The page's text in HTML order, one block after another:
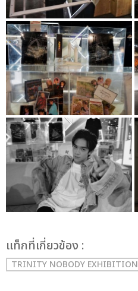
เเท็กที่เกี่ยวข้อง :
TRINITY NOBODY EXHIBITION